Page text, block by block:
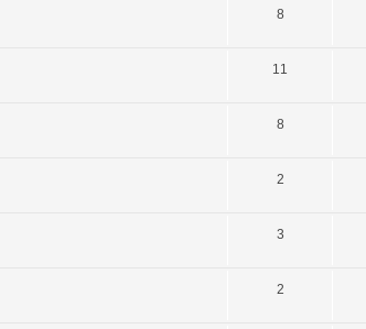
8
11
8
2
3
2